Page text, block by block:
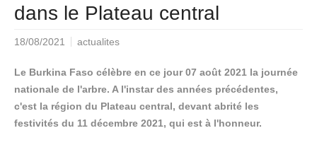
dans le Plateau central
18/08/2021 actualites
Le Burkina Faso célèbre en ce jour 07 août 2021 la journée
nationale de l'arbre. A l'instar des années précédentes,
c'est la région du Plateau central, devant abrité les
festivités du 11 décembre 2021, qui est à l'honneur.